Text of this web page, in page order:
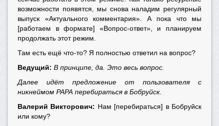
возможности появятся, мы снова наладим регулярный
выпуск «Актуального комментария». А пока что мы
[работаем в формате] «Вопрос-ответ», и планируем
продолжать этот режим.
Там есть ещё что-то? Я полностью ответил на вопрос?
Ведущий: В принципе, да. Это весь вопрос.
Далее идёт предложение от пользователя с
никнеймом РАРА перебираться в Бобруйск.
Валерий Викторович: Нам [перебираться] в Бобруйск
или кому?